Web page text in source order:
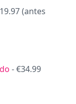
(antes
- €34.99